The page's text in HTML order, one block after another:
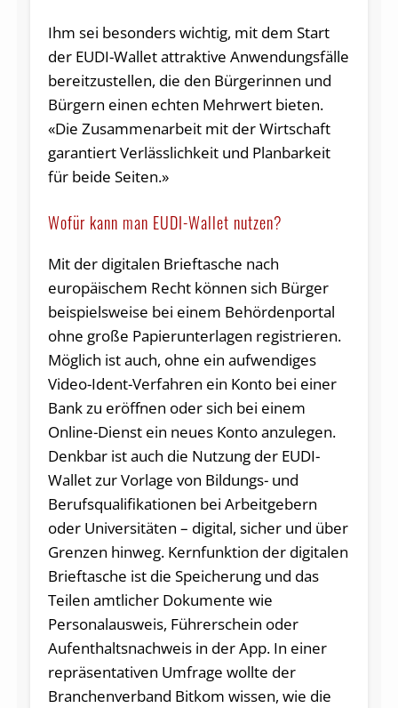
Ihm sei besonders wichtig, mit dem Start
der EUDI-Wallet attraktive Anwendungsfälle
bereitzustellen, die den Bürgerinnen und
Bürgern einen echten Mehrwert bieten.
«Die Zusammenarbeit mit der Wirtschaft
garantiert Verlässlichkeit und Planbarkeit
für beide Seiten.»
Wofür kann man EUDI-Wallet nutzen?
Mit der digitalen Brieftasche nach
europäischem Recht können sich Bürger
beispielsweise bei einem Behördenportal
ohne große Papierunterlagen registrieren.
Möglich ist auch, ohne ein aufwendiges
Video-Ident-Verfahren ein Konto bei einer
Bank zu eröffnen oder sich bei einem
Online-Dienst ein neues Konto anzulegen.
Denkbar ist auch die Nutzung der EUDI-
Wallet zur Vorlage von Bildungs- und
Berufsqualifikationen bei Arbeitgebern
oder Universitäten – digital, sicher und über
Grenzen hinweg. Kernfunktion der digitalen
Brieftasche ist die Speicherung und das
Teilen amtlicher Dokumente wie
Personalausweis, Führerschein oder
Aufenthaltsnachweis in der App. In einer
repräsentativen Umfrage wollte der
Branchenverband Bitkom wissen, wie die